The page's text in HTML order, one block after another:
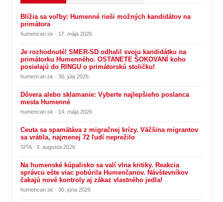
Blížia sa voľby: Humenné rieši možných kandidátov na
primátora
humencan.sk · 17. mája 2026
Je rozhodnuté! SMER-SD odhalil svoju kandidátku na
primátorku Humenného. OSTANETE ŠOKOVANÍ koho
posielajú do RINGU o primátorskú stoličku!
humencan.sk · 30. júla 2026
Dôvera alebo sklamanie: Vyberte najlepšieho poslanca
mesta Humenné
humencan.sk · 14. mája 2026
Ceuta sa spamätáva z migračnej krízy. Väčšina migrantov
sa vrátila, najmenej 72 ľudí neprežilo
SITA · 3. augusta 2026
Na humenské kúpalisko sa valí vlna kritiky. Reakcia
správcu ešte viac pobúrila Humenčanov. Návštevníkov
čakajú nové kontroly aj zákaz vlastného jedla!
humencan.sk · 30. júna 2026